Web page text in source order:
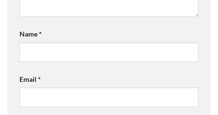
Name*
Email *